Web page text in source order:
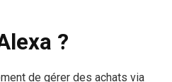
?
de gérer des achats via